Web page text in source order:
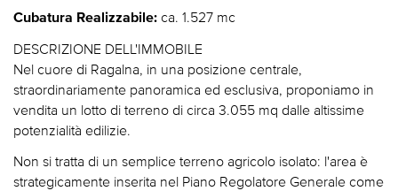
Cubatura Realizzabile: ca. 1.527 mc
DESCRIZIONE DELL'IMMOBILE
Nel cuore di Ragalna, in una posizione centrale,
straordinariamente panoramica ed esclusiva, proponiamo in
vendita un lotto di terreno di circa 3.055 mq dalle altissime
potenzialità edilizie.
Non si tratta di un semplice terreno agricolo isolato: l'area è
strategicamente inserita nel Piano Regolatore Generale come